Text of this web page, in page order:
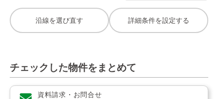
沿線を選び直す 詳細条件を設定する
チェックした物件をまとめて
資料請求・お問合せ